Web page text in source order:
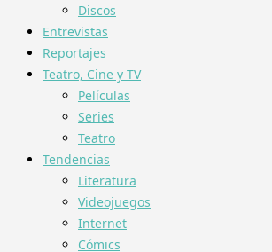
Discos
Entrevistas
Reportajes
Teatro, Cine y TV
Películas
Series
Teatro
Tendencias
Literatura
Videojuegos
Internet
Cómics